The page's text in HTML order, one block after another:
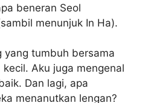
beneran Seol
menunjuk In Ha).
yang tumbuh bersama
Aku juga mengenal
Dan lagi, apa
menanutkan lengan?